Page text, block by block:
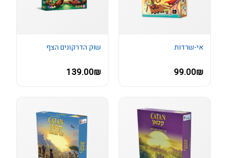
אי-שרדות
99.00₪
שוק הדרקונים הצף
139.00₪